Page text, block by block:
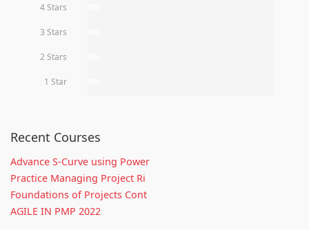
4 Stars
3 Stars
2 Stars
1 Star
Recent Courses
Advance S-Curve using Power
Practice Managing Project Ri
Foundations of Projects Cont
AGILE IN PMP 2022